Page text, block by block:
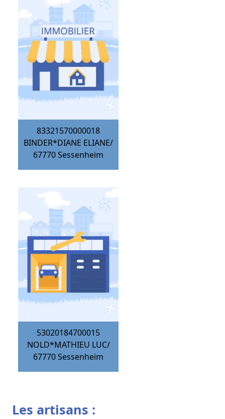
83321570000018
BINDER*DIANE ELIANE/
67770Sessenheim
53020184700015
NOLD*MATHIEU LUC/
67770Sessenheim
Les artisans :